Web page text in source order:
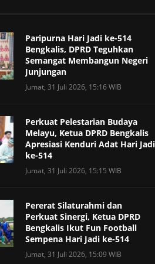
Paripurna Hari Jadi ke-514
Bengkalis, DPRD Teguhkan
Semangat Membangun Negeri
Junjungan
Jumat, 31 Juli 2026, 15:16 WIB
Perkuat Pelestarian Budaya
Melayu, Ketua DPRD Bengkalis
Apresiasi Kenduri Adat Hari Jadi
ke-514
Jumat, 31 Juli 2026, 15:15 WIB
Pererat Silaturahmi dan
Perkuat Sinergi, Ketua DPRD
Bengkalis Ikut Fun Football
Sempena Hari Jadi ke-514
Jumat, 31 Juli 2026, 15:09 WIB